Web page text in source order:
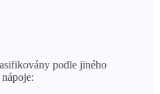
podle jiného